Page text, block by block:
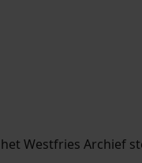
zoektips.
zoektips.
Westfries Archief
uw zoekopdracht te